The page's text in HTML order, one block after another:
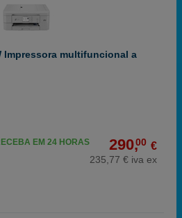
Impressora multifuncional a
290,00 €
235,77 € iva ex
EM 24 HORAS